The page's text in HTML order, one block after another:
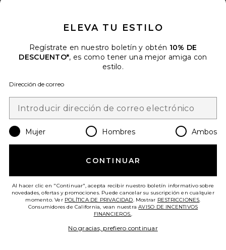
Favorite ACONDICIONADOR COOL BLONDE
ACONDICIONADOR COOL
BLONDE
dpHUE
ELEVA TU ESTILO
Regístrate en nuestro boletín y obtén 10% DE
DESCUENTO*, es como tener una mejor amiga con
estilo.
Dirección de correo
Mujer Hombres Ambos
CONTINUAR
Al hacer clic en "Continuar", acepta recibir nuestro boletín informativo sobre
novedades, ofertas y promociones. Puede cancelar su suscripción en cualquier
momento. Ver POLÍTICA DE PRIVACIDAD. Mostrar RESTRICCIONES.
Consumidores de California, vean nuestraAVISO DE INCENTIVOS
FINANCIEROS..
No gracias, prefiero continuar